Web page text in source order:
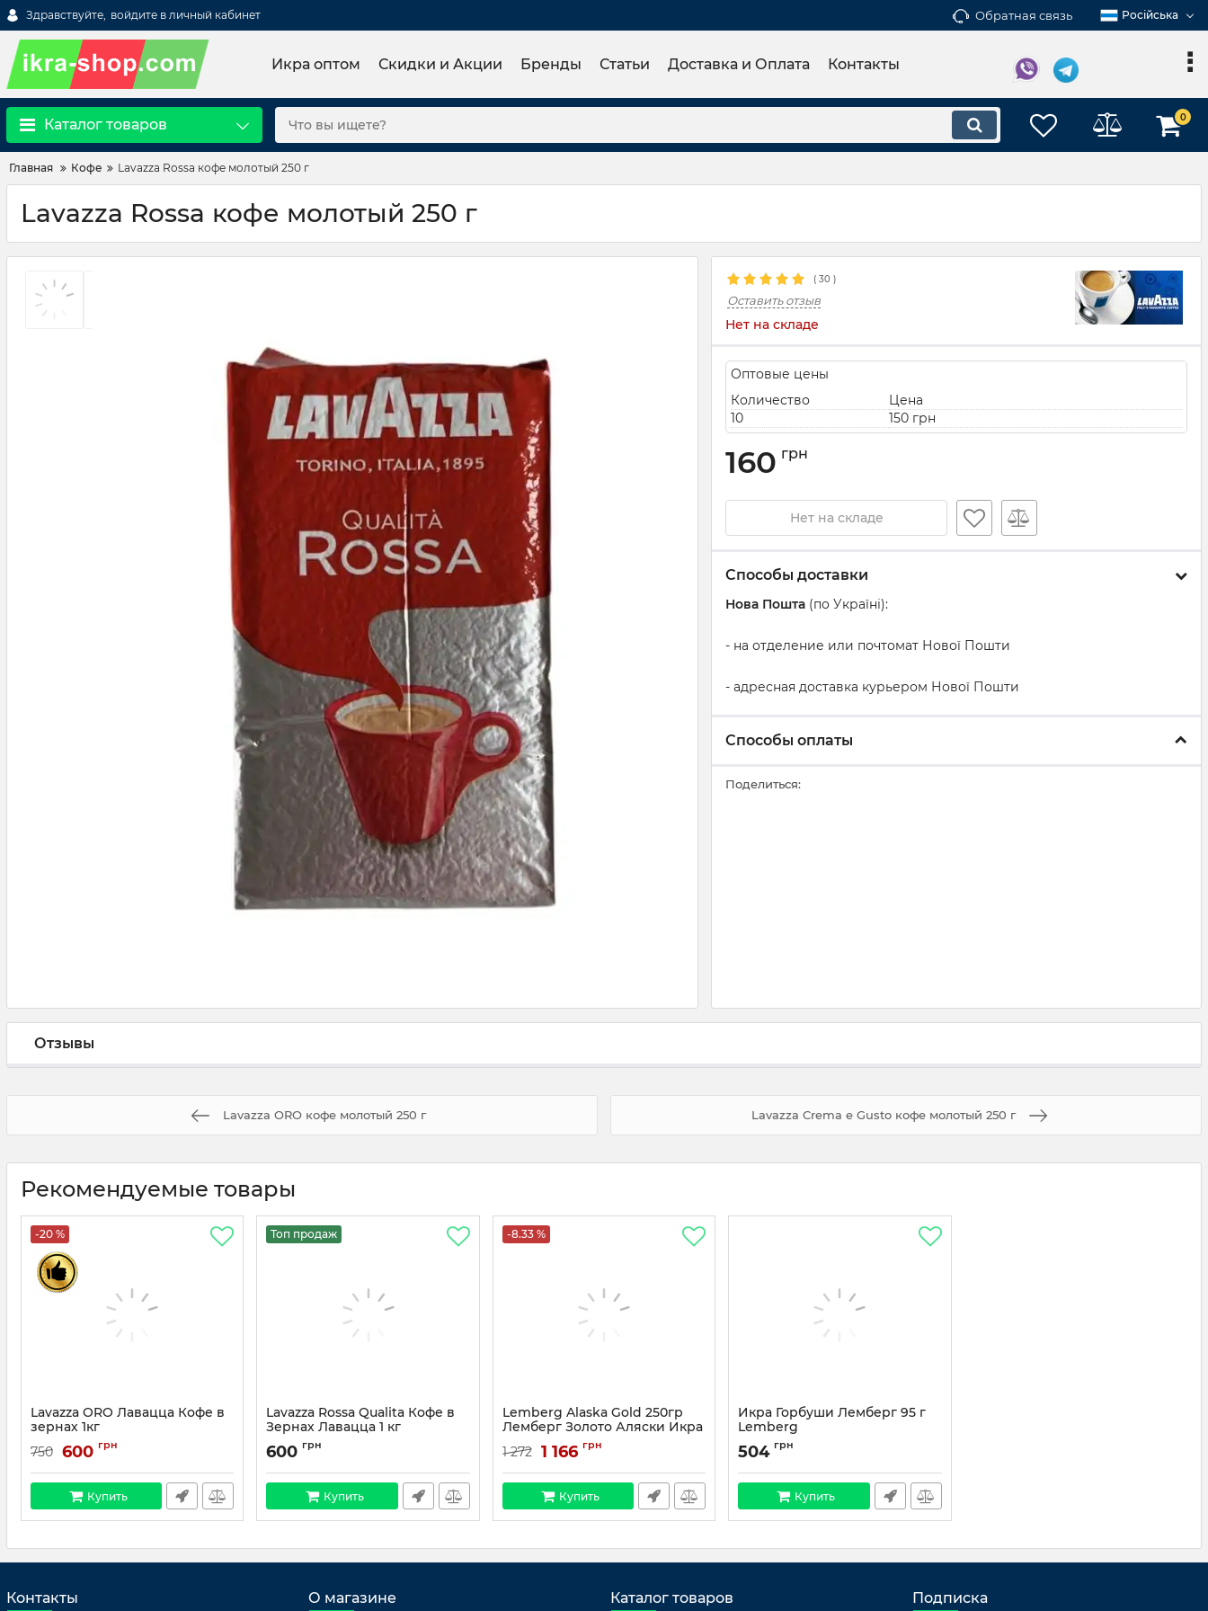
Здравствуйте, войдите в личный кабинет Обратная связь Російська
Икра оптом Скидки и Акции Бренды Статьи Доставка и Оплата Контакты
Каталог товаров 0
Главная Кофе Lavazza Rossa кофе молотый 250 г
Lavazza Rossa кофе молотый 250 г
( 30 )
Оставить отзыв
Нет на складе
Оптовые цены
Количество
Цена
10
150 грн
160 грн
Нет на складе
Способы доставки
Нова Пошта (по Україні):
- на отделение или почтомат Нової Пошти
- адресная доставка курьером Нової Пошти
Способы оплаты
Поделиться:
Отзывы
Lavazza ORO кофе молотый 250 г Lavazza Crema e Gusto кофе молотый 250 г
Рекомендуемые товары
-20 %
Lavazza ORO Лавацца Кофе в
зернах 1кг
750 600 грн
Купить
Топ продаж
Lavazza Rossa Qualita Кофе в
Зернах Лавацца 1 кг
600 грн
Купить
-8.33 %
Lemberg Alaska Gold 250гр
Лемберг Золото Аляски Икра
1 272 1 166 грн
Купить
Икра Горбуши Лемберг 95 г
Lemberg
504 грн
Купить
Контакты О магазине Каталог товаров Подписка